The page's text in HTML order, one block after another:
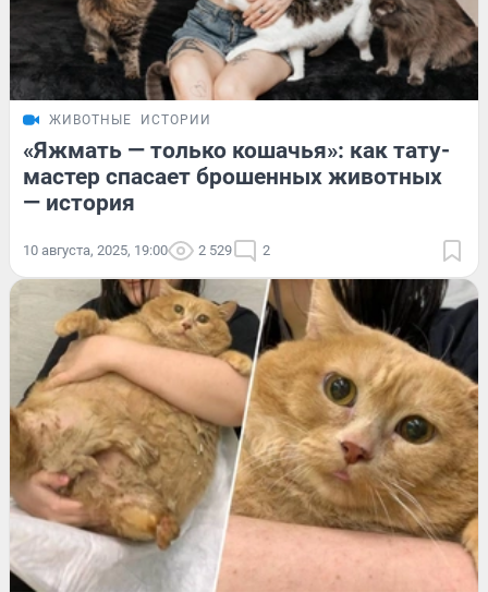
ЖИВОТНЫЕ ИСТОРИИ
«Яжмать — только кошачья»: как тату-
мастер спасает брошенных животных
— история
10 августа, 2025, 19:00 2 529 2